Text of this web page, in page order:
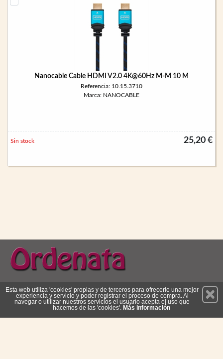
Nanocable Cable HDMI V2.0 4K@60Hz M-M 10 M
Referencia: 10.15.3710
Marca: NANOCABLE
25,20 €
Sin stock
Suscríbete
Esta web utiliza 'cookies' propias y de terceros para ofrecerle una mejor
experiencia y servicio y poder registrar el proceso de compra. Al
navegar o utilizar nuestros servicios el usuario acepta el uso que
hacemos de las 'cookies'. Más información